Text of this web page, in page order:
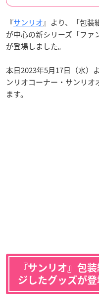
『サンリオ』より、「包装
が中心の新シリーズ「ファ
が登場しました。
本日2023年5月17日（水）
ンリオコーナー・サンリ
ます。
『サンリオ』包
ジしたグッズが登